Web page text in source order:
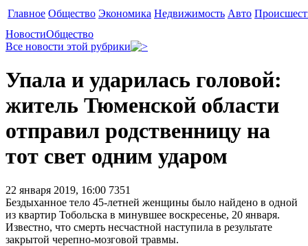
Главное Общество Экономика Недвижимость Авто
НовостиОбщество
Все новости этой рубрики
Упала и ударилась головой:
житель Тюменской области
отправил родственницу на
тот свет одним ударом
22 января 2019, 16:00 7351
Бездыханное тело 45-летней женщины было найдено в одной
из квартир Тобольска в минувшее воскресенье, 20 января.
Известно, что смерть несчастной наступила в результате
закрытой черепно-мозговой травмы.